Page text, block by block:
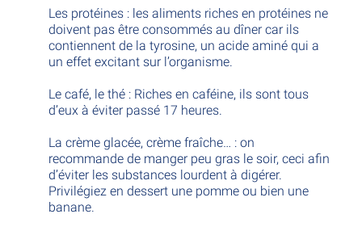
Les protéines : les aliments riches en protéines ne
doivent pas être consommés au dîner car ils
contiennent de la tyrosine, un acide aminé qui a
un effet excitant sur l’organisme.
Le café, le thé : Riches en caféine, ils sont tous
d’eux à éviter passé 17 heures.
La crème glacée, crème fraîche… : on
recommande de manger peu gras le soir, ceci afin
d’éviter les substances lourdent à digérer.
Privilégiez en dessert une pomme ou bien une
banane.